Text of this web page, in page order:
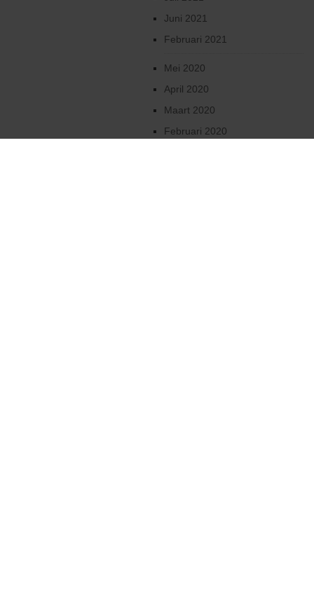
Juni 2021
Februari 2021
Mei 2020
April 2020
Maart 2020
Februari 2020